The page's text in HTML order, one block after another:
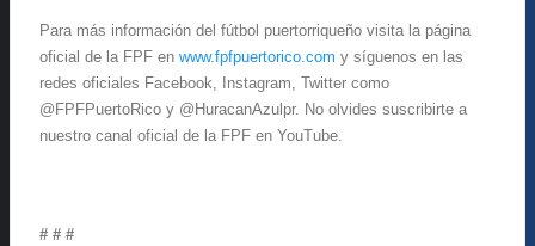
Para más información del fútbol puertorriqueño visita la página
oficial de la FPF en www.fpfpuertorico.com y síguenos en las
redes oficiales Facebook, Instagram, Twitter como
@FPFPuertoRico y @HuracanAzulpr. No olvides suscribirte a
nuestro canal oficial de la FPF en YouTube.
# # #